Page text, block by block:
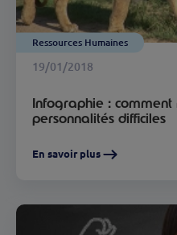
Ressources Humaines
19/01/2018
Infographie :
personnalités difficiles
En savoir plus